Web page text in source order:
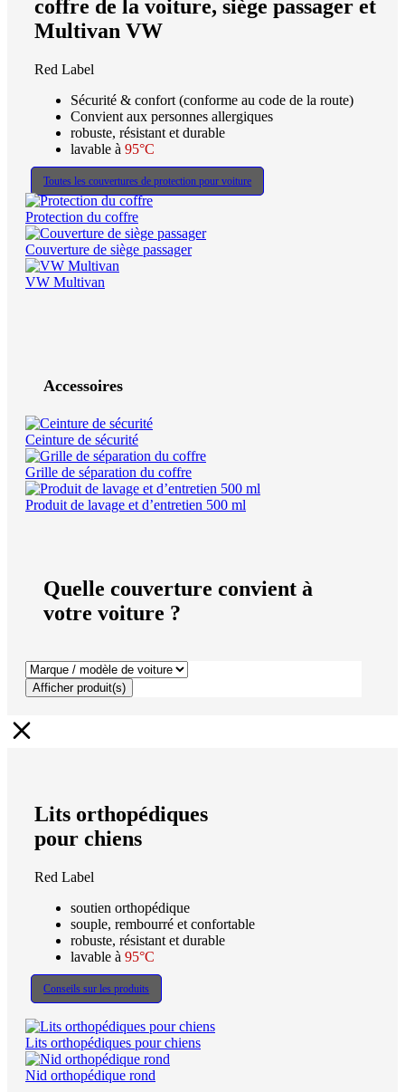
coffre de la voiture, siège passager et
Multivan VW
Red Label
Sécurité & confort (conforme au code de la route)
Convient aux personnes allergiques
robuste, résistant et durable
lavable à 95°C
Toutes les couvertures de protection pour voiture
Protection du coffre
Couverture de siège passager
VW Multivan
Accessoires
Ceinture de sécurité
Grille de séparation du coffre
Produit de lavage et d’entretien 500 ml
Quelle couverture convient à
votre voiture ?
Afficher produit(s)
Lits orthopédiques
pour chiens
Red Label
soutien orthopédique
souple, rembourré et confortable
robuste, résistant et durable
lavable à 95°C
Conseils sur les produits
Lits orthopédiques pour chiens
Nid orthopédique rond